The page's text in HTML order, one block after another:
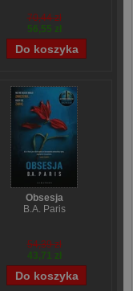
70,44 zł
56,55 zł
Obsesja
B.A. Paris
54,39 zł
43,71 zł